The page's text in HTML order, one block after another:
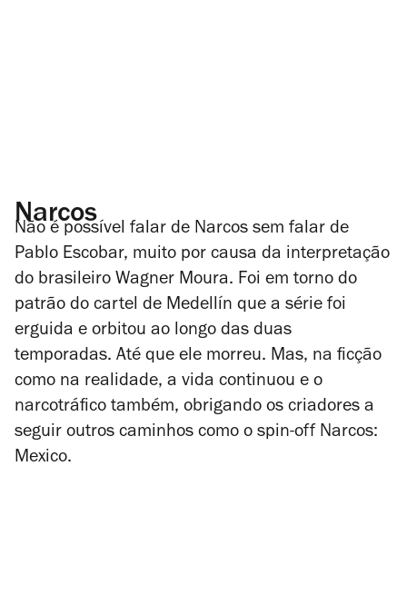
Narcos
Não é possível falar de Narcos sem falar de
Pablo Escobar, muito por causa da interpretação
do brasileiro Wagner Moura. Foi em torno do
patrão do cartel de Medellín que a série foi
erguida e orbitou ao longo das duas
temporadas. Até que ele morreu. Mas, na ficção
como na realidade, a vida continuou e o
narcotráfico também, obrigando os criadores a
seguir outros caminhos como o spin-off Narcos:
Mexico.